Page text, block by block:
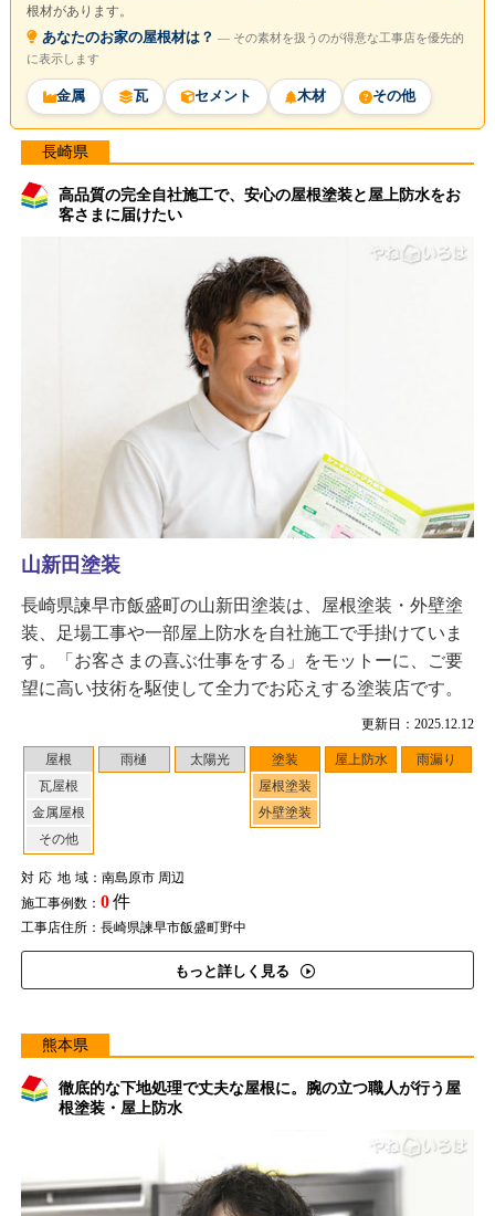
根材があります。
あなたのお家の屋根材は？ ― その素材を扱うのが得意な工事店を優先的
に表示します
金属 瓦 セメント 木材 その他
長崎県
高品質の完全自社施工で、安心の屋根塗装と屋上防水をお
客さまに届けたい
更新日：2025.12.12
屋根
瓦屋根
金属屋根
その他
雨樋 太陽光
塗装
屋根塗装
外壁塗装
屋上防水 雨漏り
対応地域：南島原市 周辺
施工事例数： 0件
工事店住所：長崎県諫早市飯盛町野中
もっと詳しく見る
山新田塗装
長崎県諫早市飯盛町の山新田塗装は、屋根塗装・外壁塗
装、足場工事や一部屋上防水を自社施工で手掛けていま
す。「お客さまの喜ぶ仕事をする」をモットーに、ご要
望に高い技術を駆使して全力でお応えする塗装店です。
熊本県
徹底的な下地処理で丈夫な屋根に。腕の立つ職人が行う屋
根塗装・屋上防水